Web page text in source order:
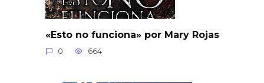
«Esto no funciona» por Mary Rojas
0 664